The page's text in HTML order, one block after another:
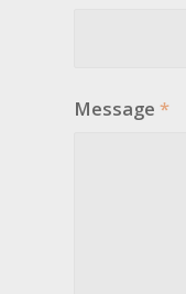
Message *